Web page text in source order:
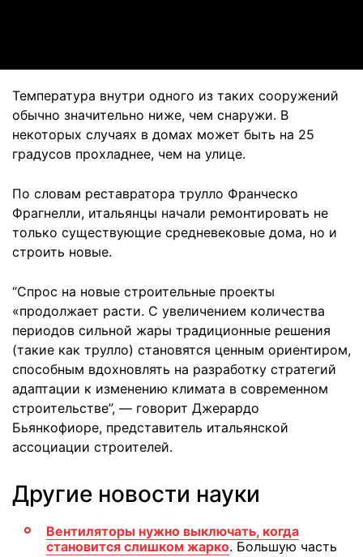
Температура внутри одного из таких сооружений
обычно значительно ниже, чем снаружи. В
некоторых случаях в домах может быть на 25
градусов прохладнее, чем на улице.
По словам реставратора трулло Франческо
Фрагнелли, итальянцы начали ремонтировать не
только существующие средневековые дома, но и
строить новые.
“Спрос на новые строительные проекты
«продолжает расти. С увеличением количества
периодов сильной жары традиционные решения
(такие как трулло) становятся ценным ориентиром,
способным вдохновлять на разработку стратегий
адаптации к изменению климата в современном
строительстве”, — говорит Джерардо
Бьянкофиоре, представитель итальянской
ассоциации строителей.
Другие новости науки
Вентиляторы нужно выключать, когда
становится слишком жарко. Большую часть